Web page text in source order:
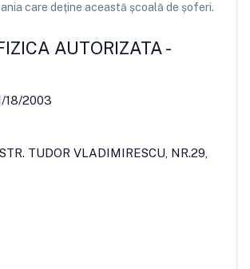
care deține această școală de șoferi.
AUTORIZATA-
18/2003
TUDOR VLADIMIRESCU, NR.29,